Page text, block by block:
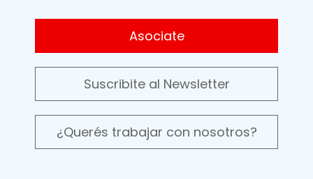
Asociate
Suscribite al Newsletter
¿Querés trabajar con nosotros?